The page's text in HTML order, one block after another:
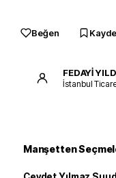
Beğen
FEDAYİ
İstanbul
Manşetten